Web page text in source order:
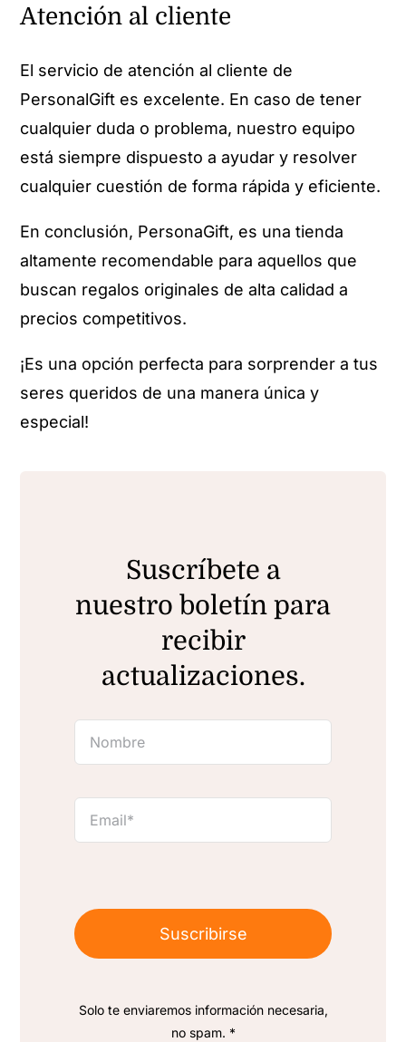
Atención al cliente
El servicio de atención al cliente de
PersonalGift es excelente. En caso de tener
cualquier duda o problema, nuestro equipo
está siempre dispuesto a ayudar y resolver
cualquier cuestión de forma rápida y eficiente.
En conclusión, PersonaGift, es una tienda
altamente recomendable para aquellos que
buscan regalos originales de alta calidad a
precios competitivos.
¡Es una opción perfecta para sorprender a tus
seres queridos de una manera única y
especial!
Suscríbete a
nuestro boletín para
recibir
actualizaciones.
Suscribirse
Solo te enviaremos información necesaria,
no spam. *